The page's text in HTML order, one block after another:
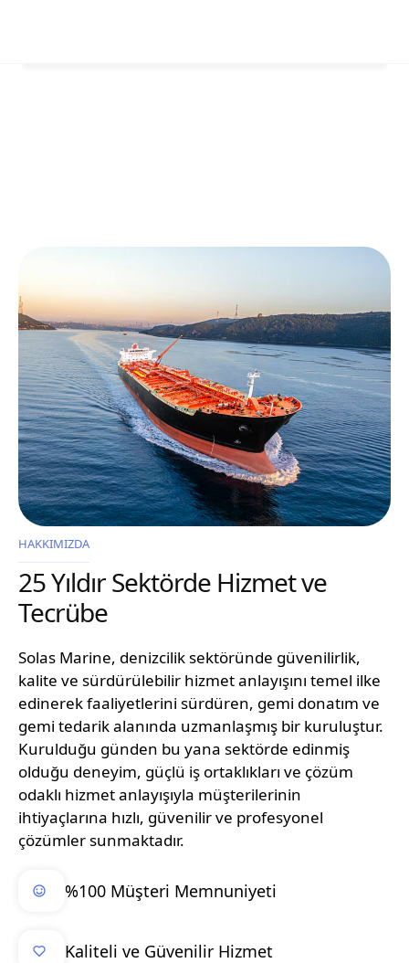
HAKKIMIZDA
25 Yıldır Sektörde Hizmet ve
Tecrübe
Solas Marine, denizcilik sektöründe güvenilirlik,
kalite ve sürdürülebilir hizmet anlayışını temel ilke
edinerek faaliyetlerini sürdüren, gemi donatım ve
gemi tedarik alanında uzmanlaşmış bir kuruluştur.
Kurulduğu günden bu yana sektörde edinmiş
olduğu deneyim, güçlü iş ortaklıkları ve çözüm
odaklı hizmet anlayışıyla müşterilerinin
ihtiyaçlarına hızlı, güvenilir ve profesyonel
çözümler sunmaktadır.
%100 Müşteri Memnuniyeti
Kaliteli ve Güvenilir Hizmet